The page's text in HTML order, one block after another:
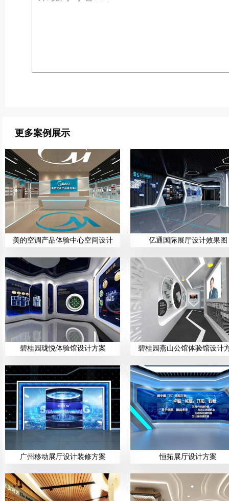
更多案例展示
美的空调产品体验中心空间设计 亿通国际展厅设计效果图
碧桂园珑悦体验馆设计方案 碧桂园燕山公馆体验馆设计
广州移动展厅设计装修方案 恒拓展厅设计方案